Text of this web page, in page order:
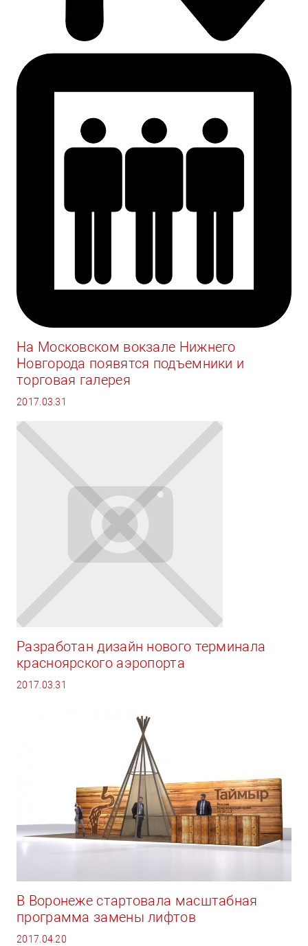
На Московском вокзале Нижнего
Новгорода появятся подъемники и
торговая галерея
2017.03.31
Разработан дизайн нового терминала
красноярского аэропорта
2017.03.31
В Воронеже стартовала масштабная
программа замены лифтов
2017.04.20